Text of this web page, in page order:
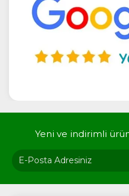
Yeni ve indirimli